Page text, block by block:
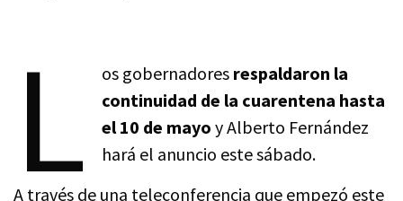
L os gobernadores respaldaron la
continuidad de la cuarentena hasta
el 10 de mayo y Alberto Fernández
hará el anuncio este sábado.
A través de una teleconferencia que empezó este